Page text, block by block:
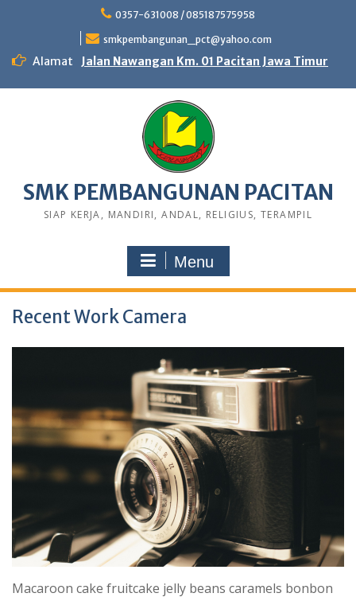
0357-631008 / 085187575958
smkpembangunan_pct@yahoo.com
Alamat Jalan Nawangan Km. 01 Pacitan Jawa Timur
SMK PEMBANGUNAN PACITAN
SIAP KERJA, MANDIRI, ANDAL, RELIGIUS, TERAMPIL
Menu
Recent Work Camera
Macaroon cake fruitcake jelly beans caramels bonbon